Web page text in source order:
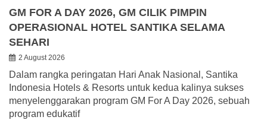
GM FOR A DAY 2026, GM CILIK PIMPIN
OPERASIONAL HOTEL SANTIKA SELAMA
SEHARI
2 August 2026
Dalam rangka peringatan Hari Anak Nasional, Santika
Indonesia Hotels & Resorts untuk kedua kalinya sukses
menyelenggarakan program GM For A Day 2026, sebuah
program edukatif